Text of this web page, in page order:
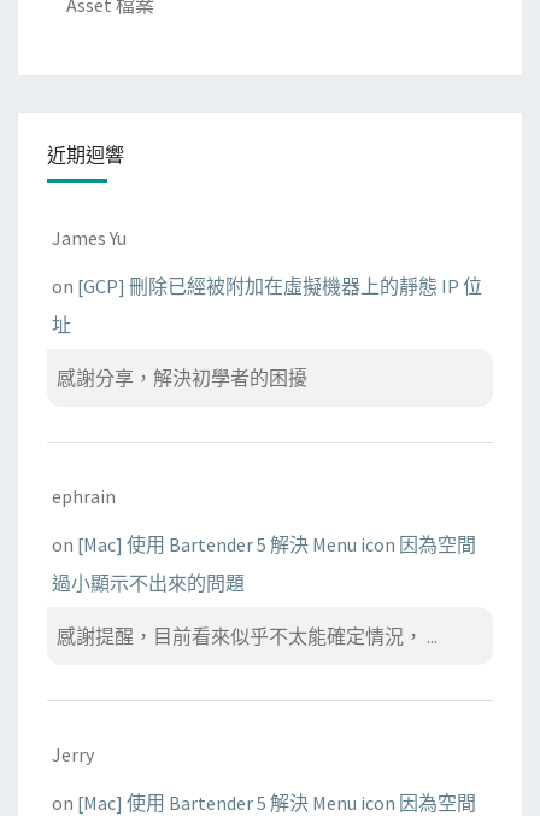
o
n
錯
Asset 檔案
近期迴響
James Yu
on [GCP] 刪除已經被附加在虛擬機器上的靜態 IP 位
址
感謝分享，解決初學者的困擾
ephrain
on [Mac] 使用 Bartender 5 解決 Menu icon 因為空間
過小顯示不出來的問題
感謝提醒，目前看來似乎不太能確定情況， ...
Jerry
on [Mac] 使用 Bartender 5 解決 Menu icon 因為空間